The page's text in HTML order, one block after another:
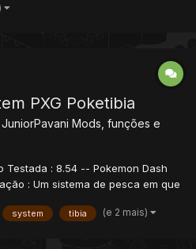
e Artworks.) * Pagina d...
PXG Poketibia
JuniorPavani Mods, funções e
Testada : 8.54 -- Pokemon Dash
: Um sistema de pesca em que
= 154580 local bonus = 1
system tibia (e 2 mais)